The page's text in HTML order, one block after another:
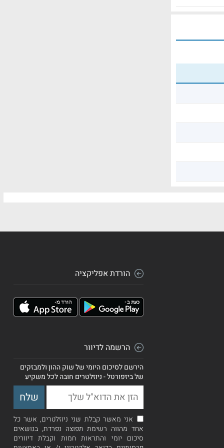
הורדת אפליקציה
הרשמה לדיוור
הירשם לסיכום היומי של שוק ההון ולמבזקים
של ביזפורטל - ניוזלטרים חובה לכל משקיע
אני מאשר קבלת שני ניוזלטרים, אשר כל
אחד מהווה רשימת תפוצה נפרדת, בנושאים
סיכום יומי והתראות חמות וקבלת דיוורים